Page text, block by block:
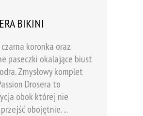
BIKINI
koronka oraz
paseczki okalające biust
Zmysłowy komplet
Drosera to
obok której nie
obojętnie. ...